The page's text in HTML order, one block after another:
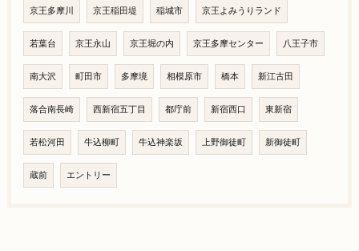
京王多摩川 京王稲田堤 稲城市 京王よみうりランド
若葉台 京王永山 京王堀の内 京王多摩センター 八王子市
南大沢 町田市 多摩境 相模原市 橋本 新江古田
落合南長崎 西新宿五丁目 都庁前 新宿西口 東新宿
若松河田 牛込柳町 牛込神楽坂 上野御徒町 新御徒町
蔵前 エントリー